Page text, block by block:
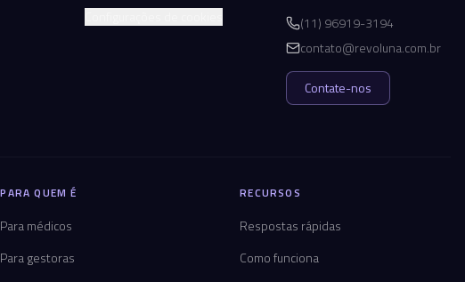
(11) 96919-3194
contato@revoluna.com.br
Contate-nos
PARA QUEM É
Para médicos
Para gestoras
RECURSOS
Respostas rápidas
Como funciona